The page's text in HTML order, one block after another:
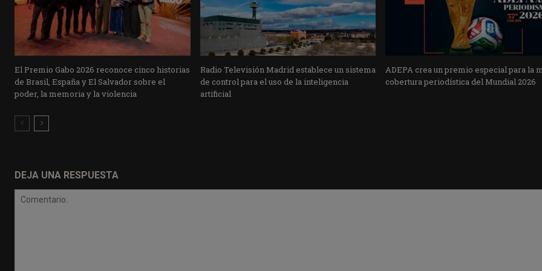
El Premio Gabo 2026 reconoce cinco historias
de Brasil, España y El Salvador sobre el
poder, la memoria y la violencia
Radio Televisión Madrid establece un sistema
de control para el uso de la inteligencia
artificial
ADEPA crea un premio especial para la
cobertura periodística del Mundial 2026
DEJA UNA RESPUESTA